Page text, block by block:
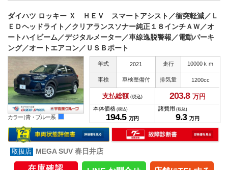
ダイハツ ロッキー Ｘ ＨＥＶ スマートアシスト／衝突軽減／Ｌ
ＥＤヘッドライト／クリアランスソナー純正１８インチＡＷ／オ
ートハイビーム／デジタルメーター／車線逸脱警報／電動パーキ
ング／オートエアコン／ＵＳＢポート
カラー |青・ブルー系
年式 2021 走行 10000ｋｍ
車検 車検整備付 排気量 1200cc
支払総額 (税込) 203.8 万円
本体価格 (税込)
194.5 万円
諸費用 (税込)
9.3 万円
MEGA SUV 春日井店
在庫確認